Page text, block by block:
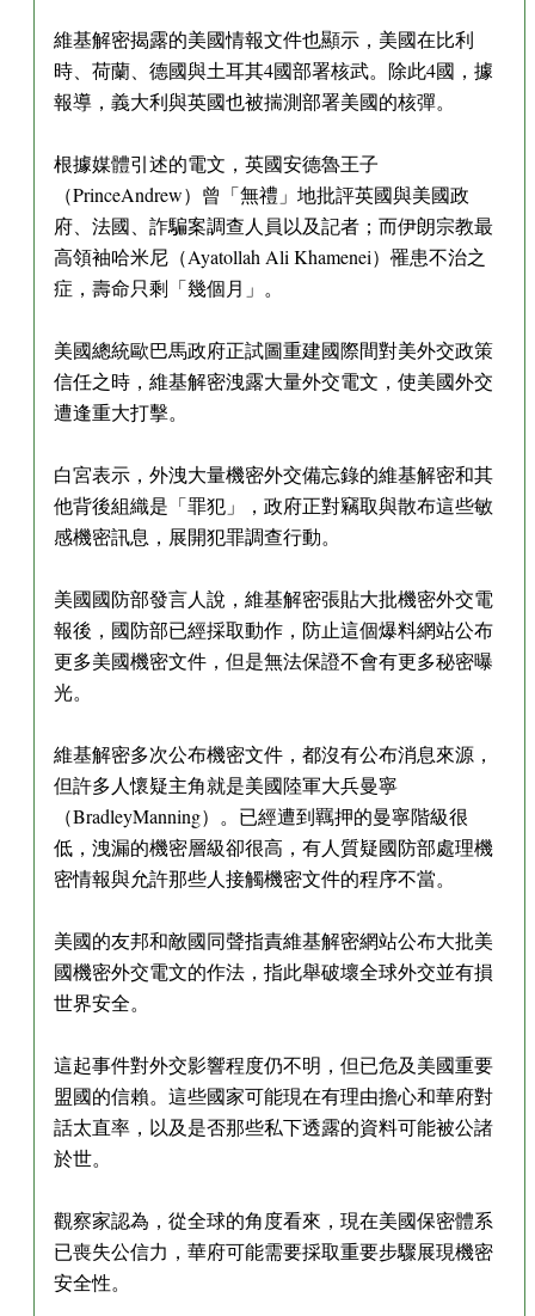
維基解密揭露的美國情報文件也顯示，美國在比利
時、荷蘭、德國與土耳其4國部署核武。除此4國，據
報導，義大利與英國也被揣測部署美國的核彈。
根據媒體引述的電文，英國安德魯王子
（PrinceAndrew）曾「無禮」地批評英國與美國政
府、法國、詐騙案調查人員以及記者；而伊朗宗教最
高領袖哈米尼（Ayatollah Ali Khamenei）罹患不治之
症，壽命只剩「幾個月」。
美國總統歐巴馬政府正試圖重建國際間對美外交政策
信任之時，維基解密洩露大量外交電文，使美國外交
遭逢重大打擊。
白宮表示，外洩大量機密外交備忘錄的維基解密和其
他背後組織是「罪犯」，政府正對竊取與散布這些敏
感機密訊息，展開犯罪調查行動。
美國國防部發言人說，維基解密張貼大批機密外交電
報後，國防部已經採取動作，防止這個爆料網站公布
更多美國機密文件，但是無法保證不會有更多秘密曝
光。
維基解密多次公布機密文件，都沒有公布消息來源，
但許多人懷疑主角就是美國陸軍大兵曼寧
（BradleyManning）。已經遭到羈押的曼寧階級很
低，洩漏的機密層級卻很高，有人質疑國防部處理機
密情報與允許那些人接觸機密文件的程序不當。
美國的友邦和敵國同聲指責維基解密網站公布大批美
國機密外交電文的作法，指此舉破壞全球外交並有損
世界安全。
這起事件對外交影響程度仍不明，但已危及美國重要
盟國的信賴。這些國家可能現在有理由擔心和華府對
話太直率，以及是否那些私下透露的資料可能被公諸
於世。
觀察家認為，從全球的角度看來，現在美國保密體系
已喪失公信力，華府可能需要採取重要步驟展現機密
安全性。